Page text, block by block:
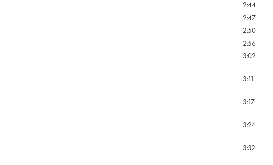
2:44
2:47
2:50
2:56
3:02
3:11
3:17
3:24
3:32